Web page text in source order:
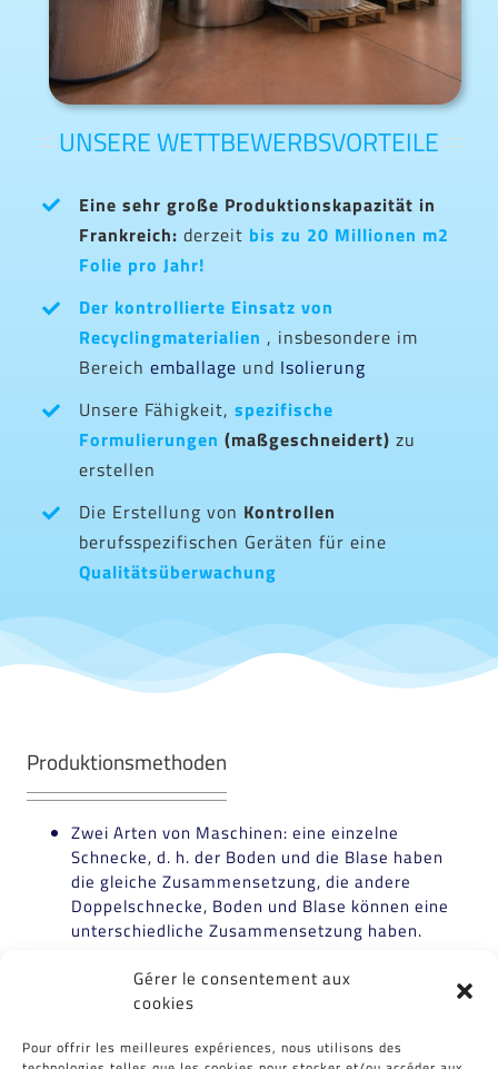
Gérer le consentement aux
cookies
Pour offrir les meilleures expériences, nous utilisons des
UNSERE WETTBEWERBSVORTEILE
Eine sehr große Produktionskapazität in
Frankreich:derzeit bis zu 20 Millionen m2
Folie pro Jahr!
Der kontrollierte Einsatz von
Recyclingmaterialien, insbesondere im
Bereichemballage und Isolierung
Unsere Fähigkeit,spezifische
Formulierungen(maßgeschneidert)zu
erstellen
Die Erstellung von Kontrollen
berufsspezifischen Geräten für eine
Qualitätsüberwachung
Produktionsmethoden
Zwei Arten von Maschinen: eine einzelne
Schnecke, d. h. der Boden und die Blase haben
die gleiche Zusammensetzung, die andere
Doppelschnecke, Boden und Blase können eine
unterschiedliche Zusammensetzung haben.
Einige Erfolge